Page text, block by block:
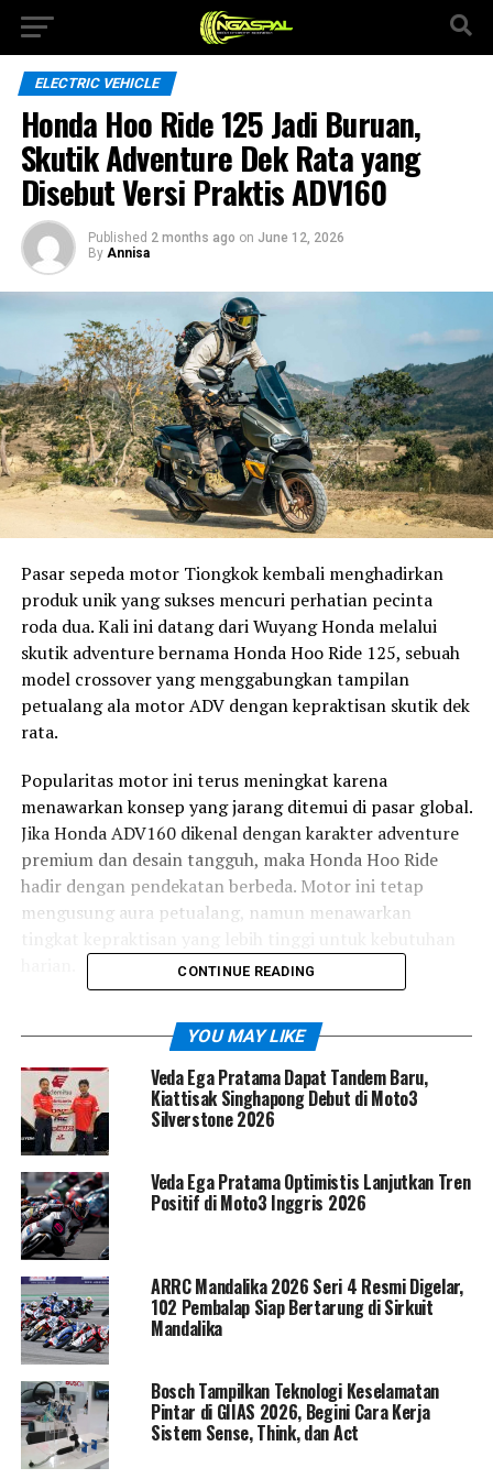
ELECTRIC VEHICLE
Honda Hoo Ride 125 Jadi Buruan,
Skutik Adventure Dek Rata yang
Disebut Versi Praktis ADV160
Published 2 months ago on June 12, 2026
By Annisa
Pasar sepeda motor Tiongkok kembali menghadirkan
produk unik yang sukses mencuri perhatian pecinta
roda dua. Kali ini datang dari Wuyang Honda melalui
skutik adventure bernama Honda Hoo Ride 125, sebuah
model crossover yang menggabungkan tampilan
petualang ala motor ADV dengan kepraktisan skutik dek
rata.
Popularitas motor ini terus meningkat karena
menawarkan konsep yang jarang ditemui di pasar global.
Jika Honda ADV160 dikenal dengan karakter adventure
premium dan desain tangguh, maka Honda Hoo Ride
hadir dengan pendekatan berbeda. Motor ini tetap
mengusung aura petualang, namun menawarkan
Tak heran jika banyak penggemar otomotif mulai
menyebut Honda Hoo Ride sebagai “ADV versi dek rata”
yang semakin diminati di pasar Asia.
Secara desain, Honda Hoo Ride mengadopsi banyak
elemen yang terinspirasi dari Honda CRF1100L Africa
Twin. Bagian depan tampil agresif dengan lampu LED
CONTINUE READING
YOU MAY LIKE
Veda Ega Pratama Dapat Tandem Baru,
Kiattisak Singhapong Debut di Moto3
Silverstone 2026
Veda Ega Pratama Optimistis Lanjutkan Tren
Positif di Moto3 Inggris 2026
ARRC Mandalika 2026 Seri 4 Resmi Digelar,
102 Pembalap Siap Bertarung di Sirkuit
Mandalika
Bosch Tampilkan Teknologi Keselamatan
Pintar di GIIAS 2026, Begini Cara Kerja
Sistem Sense, Think, dan Act